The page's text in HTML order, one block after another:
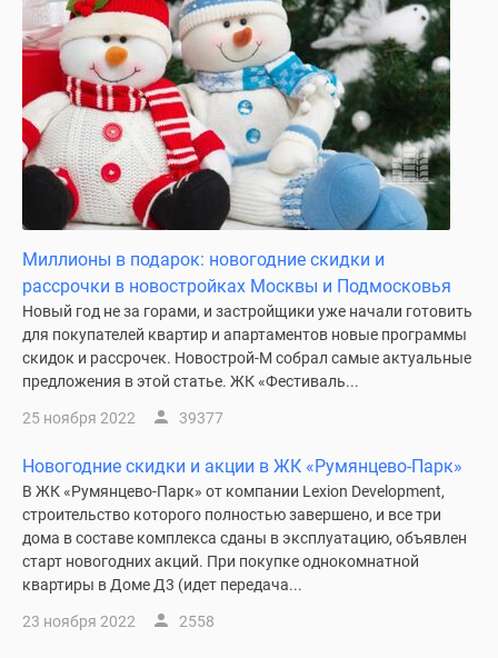
проекте
Контакты
Реклама
сайте
Дзен
Машино-
места
Апартаменты
#траншевая
ипотека
#рассрочка
ИТ-
ипотека
Квартиры
скидками
41%
Видео
360°
новостроек
Субсидированная
Миллионы в подарок: новогодние скидки и
рассрочки в новостройках Москвы и Подмосковья
Новый год не за горами, и застройщики уже начали готовить
для покупателей квартир и апартаментов новые программы
скидок и рассрочек. Новострой-М собрал самые актуальные
предложения в этой статье. ЖК «Фестиваль...
25 ноября 2022 39377
Новогодние скидки и акции в ЖК «Румянцево-Парк»
В ЖК «Румянцево-Парк» от компании Lexion Development,
строительство которого полностью завершено, и все три
дома в составе комплекса сданы в эксплуатацию, объявлен
старт новогодних акций. При покупке однокомнатной
квартиры в Доме Д3 (идет передача...
23 ноября 2022 2558